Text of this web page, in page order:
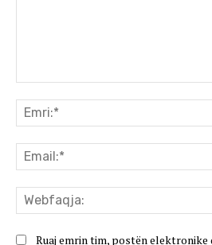
Ruaj emrin tim, postën elektronike